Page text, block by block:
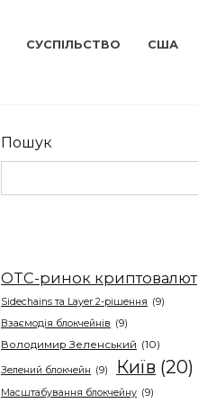
СУСПІЛЬСТВО США
Пошук
OTC-ринок криптовалют
Sidechains та Layer 2-рішення (9)
Взаємодія блокчейнів (9)
Володимир Зеленський (10)
Зелений блокчейн (9) Київ (20)
Масштабування блокчейну (9)